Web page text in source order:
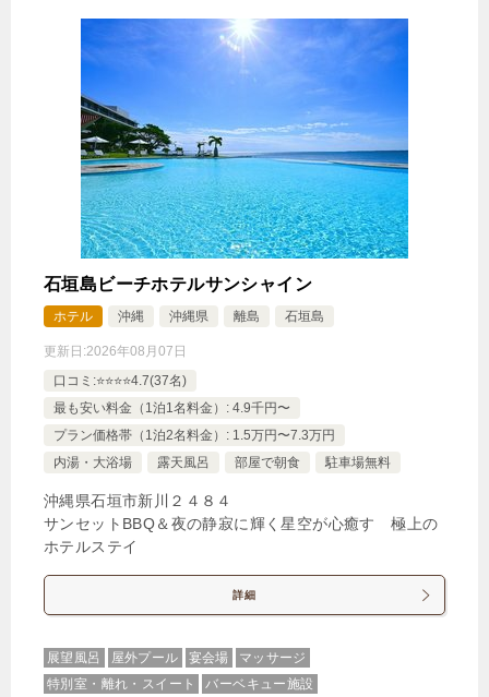
6,500円
石垣島ビーチホテルサンシャイン
ホテル 沖縄 沖縄県 離島 石垣島
更新日:2026年08月07日
口コミ:⭐️⭐️⭐️⭐️4.7(37名)
最も安い料金（1泊1名料金）: 4.9千円〜
プラン価格帯（1泊2名料金）: 1.5万円〜7.3万円
内湯・大浴場
露天風呂 部屋で朝食 駐車場無料
沖縄県石垣市新川２４８４
サンセットBBQ＆夜の静寂に輝く星空が心癒す 極上の
ホテルステイ
詳細
展望風呂 屋外プール 宴会場
マッサージ
特別室・離れ・スイート
バーベキュー施設